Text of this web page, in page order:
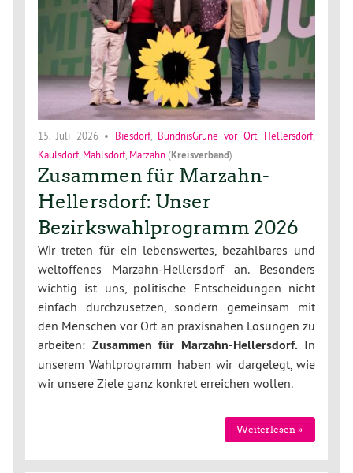
15. Juli 2026• Biesdorf, BündnisGrüne vor Ort, Hellersdorf,
Kaulsdorf, Mahlsdorf, Marzahn (Kreisverband)
Zusammen für Marzahn-
Hellersdorf: Unser
Bezirkswahlprogramm 2026
Wir treten für ein lebenswertes, bezahlbares und
weltoffenes Marzahn-Hellersdorf an. Besonders
wichtig ist uns, politische Entscheidungen nicht
einfach durchzusetzen, sondern gemeinsam mit
den Menschen vor Ort an praxisnahen Lösungen zu
arbeiten: Zusammen für Marzahn-Hellersdorf.In
unserem Wahlprogramm haben wir dargelegt, wie
wir unsere Ziele ganz konkret erreichen wollen.
Weiterlesen »